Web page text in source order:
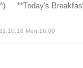
**Today's
Mon 16:00